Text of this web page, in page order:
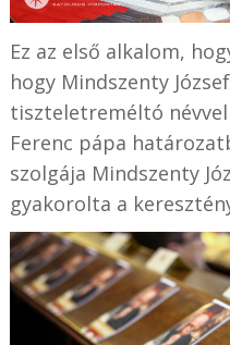
Ez az első alkalom,
hogy Mindszenty
tiszteletreméltó
Ferenc pápa
szolgája Mindszenty
gyakorolta a